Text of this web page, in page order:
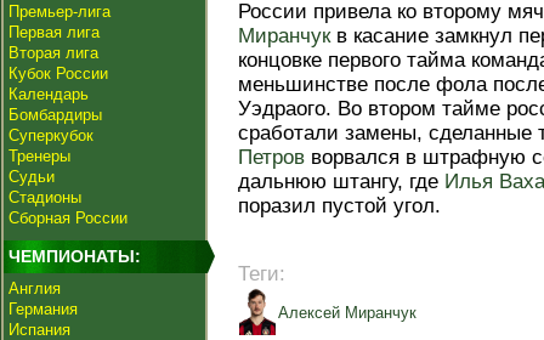
Премьер-лига
Первая лига
Вторая лига
Кубок России
Календарь
Бомбардиры
Суперкубок
Тренеры
Судьи
Стадионы
Сборная России
ЧЕМПИОНАТЫ:
Англия
Германия
Испания
России привела ко второму
Миранчукв касание замкнул
концовке первого тайма
меньшинстве после фола
Уэдраого. Во втором тайме
сработали замены,
Петров ворвался в штрафную
дальнюю штангу, где Илья
поразил пустой угол.
Теги:
Алексей Миранчук